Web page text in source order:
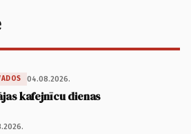
04.08.2026.
kafejnīcu dienas